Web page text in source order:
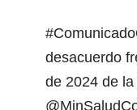
desacuerdo
de 2024 de la